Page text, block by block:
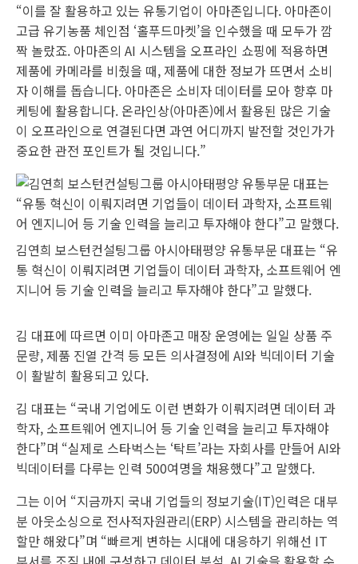
“이를 잘 활용하고 있는 유통기업이 아마존입니다. 아마존이
고급 유기농품 체인점 ‘홀푸드마켓’을 인수했을 때 모두가 깜
짝 놀랐죠. 아마존의 AI 시스템을 오프라인 쇼핑에 적용하면
제품에 카메라를 비췄을 때, 제품에 대한 정보가 뜨면서 소비
자 이해를 돕습니다. 아마존은 소비자 데이터를 모아 향후 마
케팅에 활용합니다. 온라인상(아마존)에서 활용된 많은 기술
이 오프라인으로 연결된다면 과연 어디까지 발전할 것인가가
중요한 관전 포인트가 될 것입니다.”
김연희 보스턴컨설팅그룹 아시아태평양 유통부문 대표는 “유
통 혁신이 이뤄지려면 기업들이 데이터 과학자, 소프트웨어 엔
지니어 등 기술 인력을 늘리고 투자해야 한다”고 말했다.
김 대표에 따르면 이미 아마존고 매장 운영에는 일일 상품 주
문량, 제품 진열 간격 등 모든 의사결정에 AI와 빅데이터 기술
이 활발히 활용되고 있다.
김 대표는 “국내 기업에도 이런 변화가 이뤄지려면 데이터 과
학자, 소프트웨어 엔지니어 등 기술 인력을 늘리고 투자해야
한다”며 “실제로 스타벅스는 ‘탁트’라는 자회사를 만들어 AI와
빅데이터를 다루는 인력 500여명을 채용했다”고 말했다.
그는 이어 “지금까지 국내 기업들의 정보기술(IT)인력은 대부
분 아웃소싱으로 전사적자원관리(ERP) 시스템을 관리하는 역
할만 해왔다”며 “빠르게 변하는 시대에 대응하기 위해선 IT